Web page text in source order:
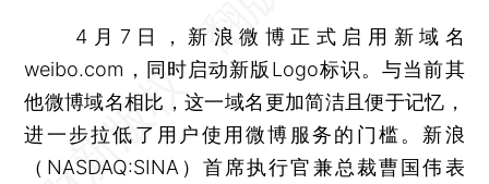
4月7日，新浪微博正式启用新域名
weibo.com，同时启动新版Logo标识。与当前其
他微博域名相比，这一域名更加简洁且便于记忆，
进一步拉低了用户使用微博服务的门槛。新浪
（NASDAQ:SINA）首席执行官兼总裁曹国伟表